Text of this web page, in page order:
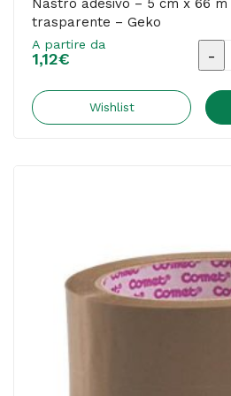
Nastro adesivo – 5 cm x 66 m
trasparente – Geko
A partire da
1,12€
-
-
PP
Wishlist